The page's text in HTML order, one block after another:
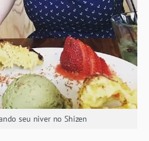
seu niver no Shizen